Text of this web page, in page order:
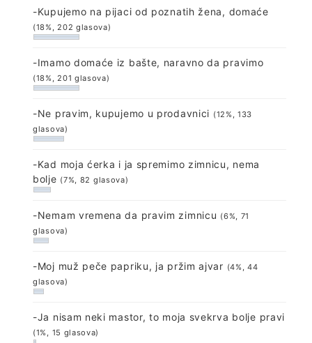
-Kupujemo na pijaci od poznatih žena, domaće
(18%, 202 glasova)
-Imamo domaće iz bašte, naravno da pravimo
(18%, 201 glasova)
-Ne pravim, kupujemo u prodavnici (12%, 133
glasova)
-Kad moja ćerka i ja spremimo zimnicu, nema
bolje (7%, 82 glasova)
-Nemam vremena da pravim zimnicu (6%, 71
glasova)
-Moj muž peče papriku, ja pržim ajvar (4%, 44
glasova)
-Ja nisam neki mastor, to moja svekrva bolje pravi
(1%, 15 glasova)